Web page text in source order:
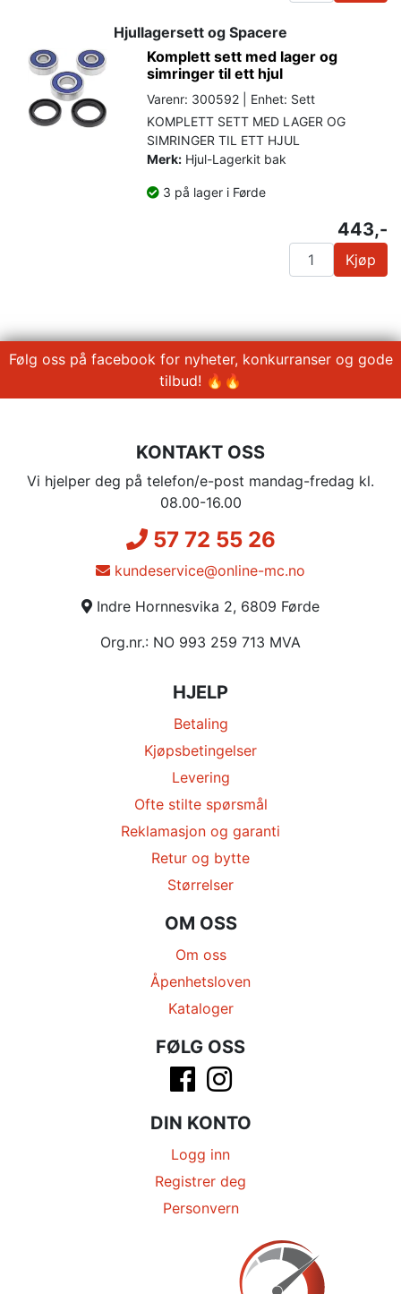
Hjullagersett og Spacere
Komplett sett med lager og
simringer til ett hjul
Varenr: 300592 | Enhet: Sett
KOMPLETT SETT MED LAGER OG
SIMRINGER TIL ETT HJUL
Merk: Hjul-Lagerkit bak
3 på lager i Førde
443,-
Kjøp
Følg oss på facebook for nyheter, konkurranser og gode
tilbud! 🔥🔥
KONTAKT OSS
Vi hjelper deg på telefon/e-post mandag-fredag kl.
08.00-16.00
57 72 55 26
kundeservice@online-mc.no
Indre Hornnesvika 2, 6809 Førde
Org.nr.: NO 993 259 713 MVA
HJELP
Betaling
Kjøpsbetingelser
Levering
Ofte stilte spørsmål
Reklamasjon og garanti
Retur og bytte
Størrelser
OM OSS
Om oss
Åpenhetsloven
Kataloger
FØLG OSS
DIN KONTO
Logg inn
Registrer deg
Personvern